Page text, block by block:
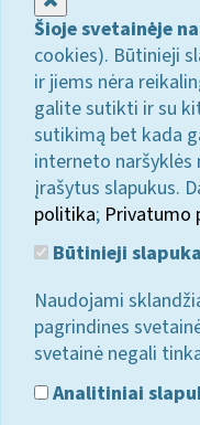
Šioje svetainėje
cookies). Būtinieji
ir jiems nėra
galite sutikti ir su
sutikimą bet kada
interneto
įrašytus slapukus.
politika; Privatumo
Būtinieji
Naudojami
pagrindines
svetainė negali
Analitiniai